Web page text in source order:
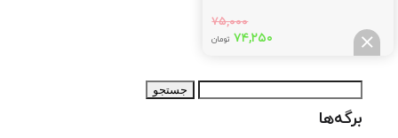
۷۵,۰۰۰
قیمت
تومان
بود.
۷۴,۲۵۰ تومانقیمت
تومان.
جستجو
برای:
برگه‌ها